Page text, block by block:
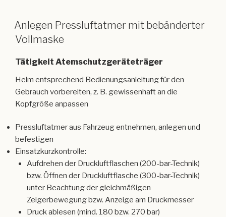
Anlegen Pressluftatmer mit bebänderter
Vollmaske
Tätigkeit Atemschutzgeräteträger
Helm entsprechend Bedienungsanleitung für den
Gebrauch vorbereiten, z. B. gewissenhaft an die
Kopfgröße anpassen
Pressluftatmer aus Fahrzeug entnehmen, anlegen und
befestigen
Einsatzkurzkontrolle:
Aufdrehen der Druckluftflaschen (200-bar-Technik)
bzw. Öffnen der Druckluftflasche (300-bar-Technik)
unter Beachtung der gleichmäßigen
Zeigerbewegung bzw. Anzeige am Druckmesser
Druck ablesen (mind. 180 bzw. 270 bar)